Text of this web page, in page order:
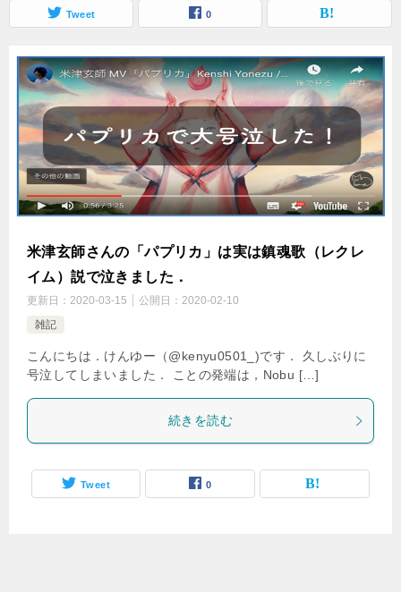
Tweet 0
米津玄師さんの「パプリカ」は実は鎮魂歌（レクレ
イム）説で泣きました．
更新日： 2020-03-15 公開日： 2020-02-10
雑記
こんにちは．けんゆー（@kenyu0501_)です． 久しぶりに
号泣してしまいました． ことの発端は，Nobu […]
続きを読む
Tweet 0